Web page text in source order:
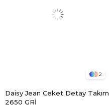
2
Daisy Jean Ceket Detay Takım
2650 GRİ